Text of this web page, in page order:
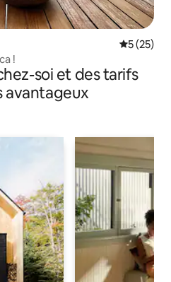
5 (25)
!
soi et des tarifs
avantageux